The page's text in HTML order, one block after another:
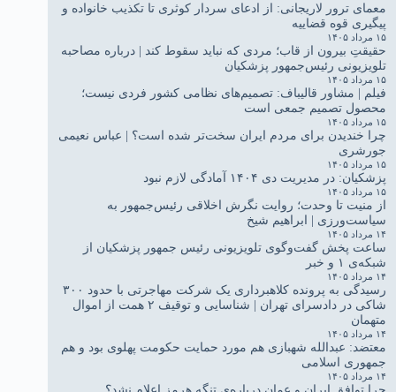
معمای ترور لاریجانی: از ادعای سردار کوثری تا تکذیب خانواده و
پیگیری قوه قضاییه
۱۵ مرداد ۱۴۰۵
حقیقتِ بیرون از قاب؛ مردی که نباید سقوط کند | درباره مصاحبه
تلویزیونی رئیس‌جمهور پزشکیان
۱۵ مرداد ۱۴۰۵
فیلم | مشاور قالیباف: تصمیم‌های نظامی کشور فردی نیست؛
محصول تصمیم جمعی است
۱۵ مرداد ۱۴۰۵
چرا خندیدن برای مردم ایران سخت‌تر شده است؟ | عباس نعیمی
جورشری
۱۵ مرداد ۱۴۰۵
پزشکیان: در مدیریت دی ۱۴۰۴ آمادگی لازم نبود
۱۵ مرداد ۱۴۰۵
از منیت تا وحدت؛ روایت نگرش اخلاقی رئیس‌جمهور به
سیاست‌ورزی | ابراهیم شیخ
۱۴ مرداد ۱۴۰۵
ساعت پخش گفت‌وگوی تلویزیونی رئیس جمهور پزشکیان از
شبکه‌ی ۱ و خبر
۱۴ مرداد ۱۴۰۵
رسیدگی به پرونده کلاهبرداری یک شرکت مهاجرتی با حدود ۳۰۰
شاکی در دادسرای تهران | شناسایی و توقیف ۲ همت از اموال
متهمان
۱۴ مرداد ۱۴۰۵
معتضد: عبدالله شهبازی هم مورد حمایت حکومت پهلوی بود و هم
جمهوری اسلامی
۱۴ مرداد ۱۴۰۵